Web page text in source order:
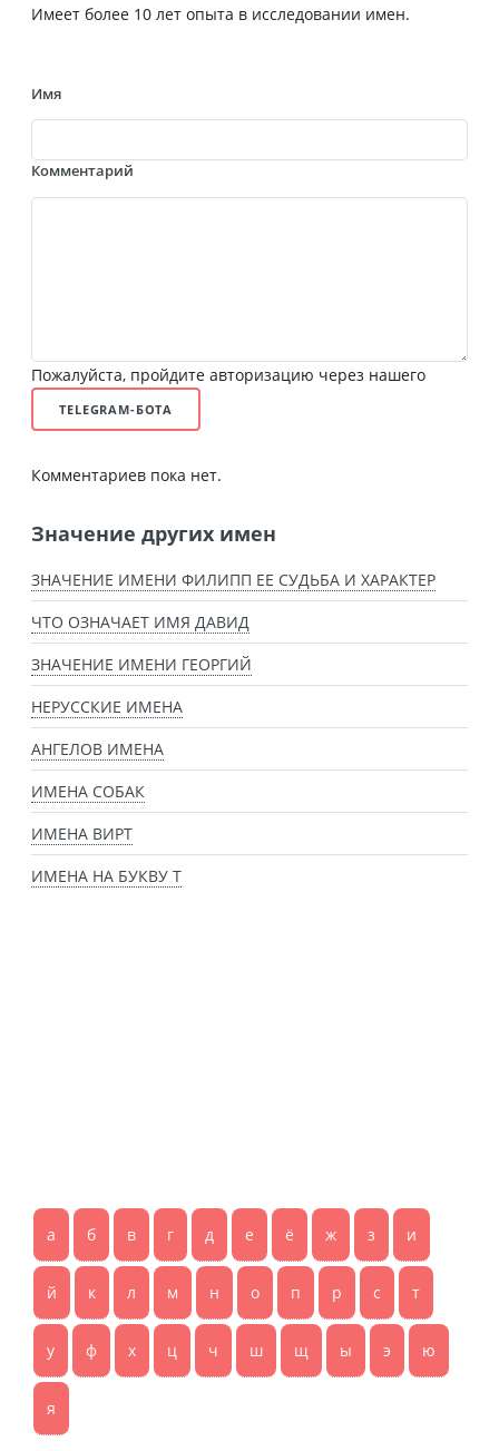
Имеет более 10 лет опыта в исследовании имен.
Имя
Комментарий
Пожалуйста, пройдите авторизацию через нашего
TELEGRAM-БОТА
Комментариев пока нет.
Значение других имен
ЗНАЧЕНИЕ ИМЕНИ ФИЛИПП ЕЕ СУДЬБА И ХАРАКТЕР
ЧТО ОЗНАЧАЕТ ИМЯ ДАВИД
ЗНАЧЕНИЕ ИМЕНИ ГЕОРГИЙ
НЕРУССКИЕ ИМЕНА
АНГЕЛОВ ИМЕНА
ИМЕНА СОБАК
ИМЕНА ВИРТ
ИМЕНА НА БУКВУ Т
а б в г д е ё ж з и
й к л м н о п р с т
у ф х ц ч ш щ ы э ю
я